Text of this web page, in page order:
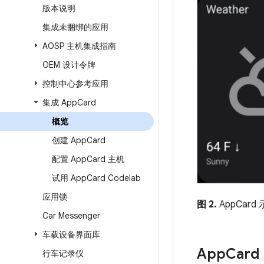
版本说明
集成未捆绑的应用
AOSP 主机集成指南
OEM 设计令牌
控制中心参考应用
集成 AppCard
概览
创建 AppCard
配置 AppCard 主机
试用 AppCard Codelab
应用锁
Car Messenger
车载设备界面库
行车记录仪
图 2. AppCard
AppCard